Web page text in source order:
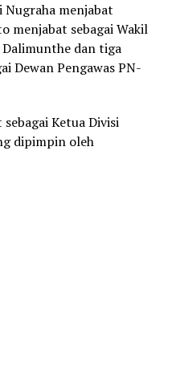
Nugraha menjabat
menjabat sebagai Wakil
Dalimunthe dan tiga
Dewan Pengawas PN-
Ketua Divisi
dipimpin oleh